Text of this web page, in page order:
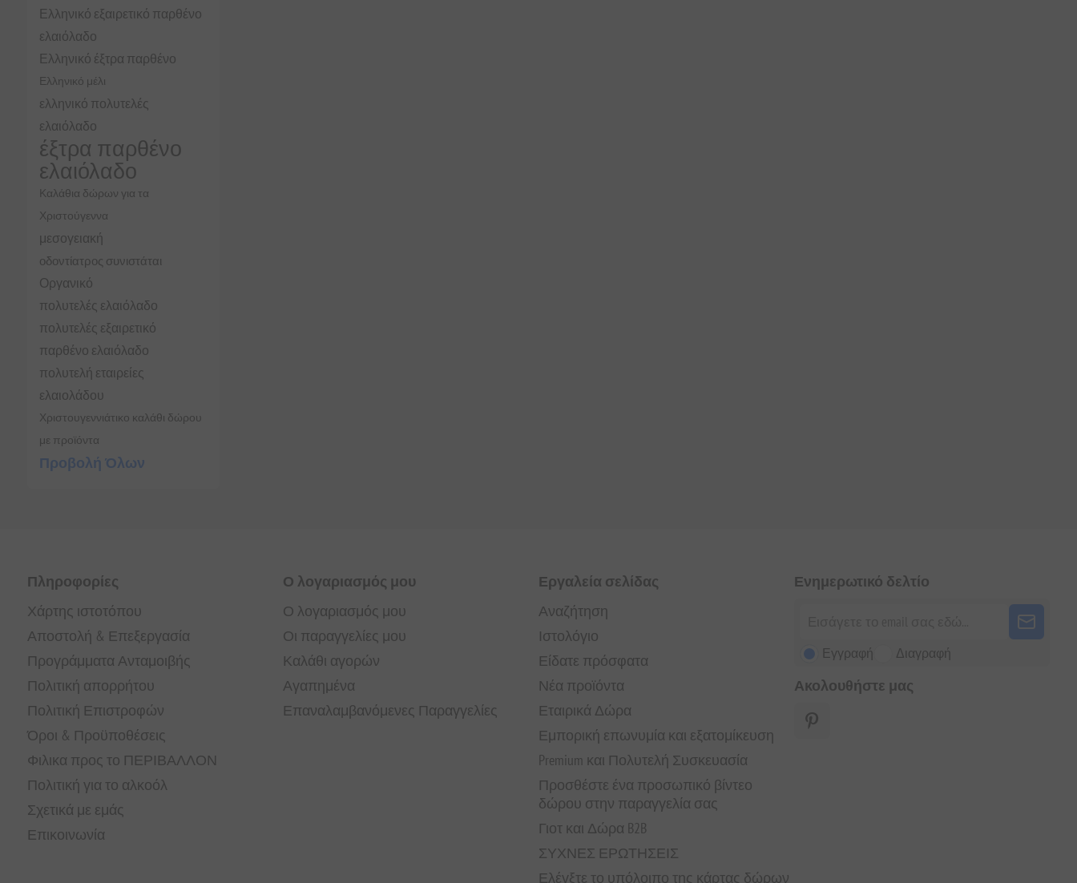
Ελληνικό εξαιρετικό παρθένο
ελαιόλαδο
Ελληνικό έξτρα παρθένο
Ελληνικό μέλι
ελληνικό πολυτελές
ελαιόλαδο
έξτρα παρθένο
ελαιόλαδο
Καλάθια δώρων για τα
Χριστούγεννα
μεσογειακή
οδοντίατρος συνιστάται
Οργανικό
πολυτελές ελαιόλαδο
πολυτελές εξαιρετικό
παρθένο ελαιόλαδο
πολυτελή εταιρείες
ελαιολάδου
Χριστουγεννιάτικο καλάθι δώρου
με προϊόντα
Προβολή Όλων
Πληροφορίες
Χάρτης ιστοτόπου
Αποστολή & Επεξεργασία
Προγράμματα Ανταμοιβής
Πολιτική απορρήτου
Πολιτική Επιστροφών
Όροι & Προϋποθέσεις
Φιλικα προς το ΠΕΡΙΒΑΛΛΟΝ
Πολιτική για το αλκοόλ
Σχετικά με εμάς
Επικοινωνία
Ο λογαριασμός μου
Ο λογαριασμός μου
Οι παραγγελίες μου
Καλάθι αγορών
Αγαπημένα
Επαναλαμβανόμενες Παραγγελίες
Εργαλεία σελίδας
Αναζήτηση
Ιστολόγιο
Είδατε πρόσφατα
Νέα προϊόντα
Εταιρικά Δώρα
Εμπορική επωνυμία και εξατομίκευση
Premium και Πολυτελή Συσκευασία
Προσθέστε ένα προσωπικό βίντεο
δώρου στην παραγγελία σας
Γιοτ και Δώρα B2B
ΣΥΧΝΕΣ ΕΡΩΤΗΣΕΙΣ
Ελέγξτε το υπόλοιπο της κάρτας δώρων
Ενημερωτικό δελτίο
Εγγραφή Διαγραφή
Ακολουθήστε μας